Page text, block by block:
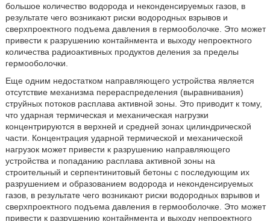
большое количество водорода и неконденсируемых газов, в
результате чего возникают риски водородных взрывов и
сверхпроектного подъема давления в гермооболочке. Это может
привести к разрушению контайнмента и выходу непроектного
количества радиоактивных продуктов деления за пределы
гермооболочки.
Еще одним недостатком направляющего устройства является
отсутствие механизма перераспределения (выравнивания)
струйных потоков расплава активной зоны. Это приводит к тому,
что ударная термическая и механическая нагрузки
концентрируются в верхней и средней зонах цилиндрической
части. Концентрация ударной термической и механической
нагрузок может привести к разрушению направляющего
устройства и попаданию расплава активной зоны на
строительный и серпентинитовый бетоны с последующим их
разрушением и образованием водорода и неконденсируемых
газов, в результате чего возникают риски водородных взрывов и
сверхпроектного подъема давления в гермооболочке. Это может
привести к разрушению контайнмента и выходу непроектного